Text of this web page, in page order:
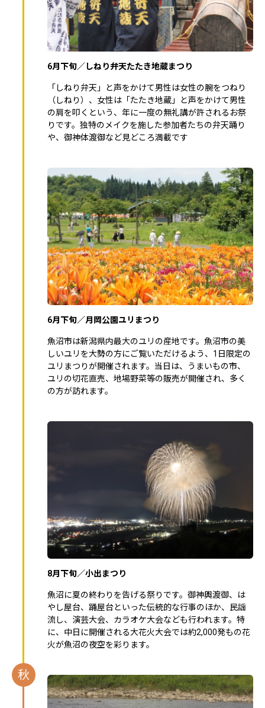
6月下旬／しねり弁天たたき地蔵まつり
「しねり弁天」と声をかけて男性は女性の腕をつねり
（しねり）、女性は「たたき地蔵」と声をかけて男性
の肩を叩くという、年に一度の無礼講が許されるお祭
りです。独特のメイクを施した参加者たちの弁天踊り
や、御神体渡御など見どころ満載です
6月下旬／月岡公園ユリまつり
魚沼市は新潟県内最大のユリの産地です。魚沼市の美
しいユリを大勢の方にご覧いただけるよう、1日限定の
ユリまつりが開催されます。当日は、うまいもの市、
ユリの切花直売、地場野菜等の販売が開催され、多く
の方が訪れます。
8月下旬／小出まつり
魚沼に夏の終わりを告げる祭りです。御神輿渡御、は
やし屋台、踊屋台といった伝統的な行事のほか、民謡
流し、演芸大会、カラオケ大会なども行われます。特
に、中日に開催される大花火大会では約2,000発もの花
火が魚沼の夜空を彩ります。
秋